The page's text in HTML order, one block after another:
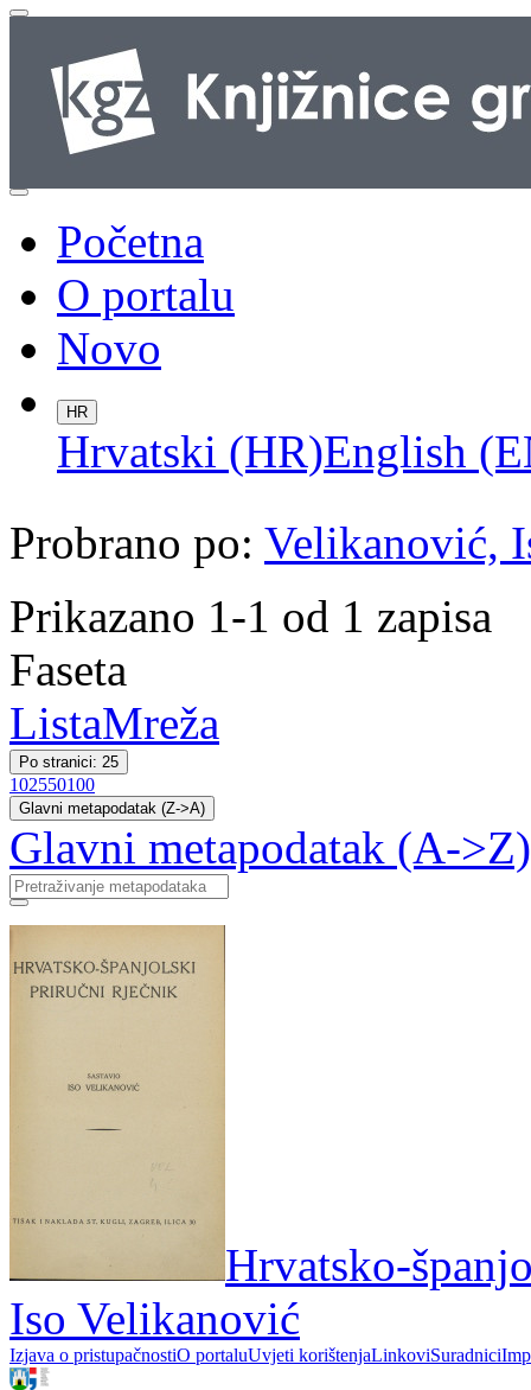
Početna
O portalu
Novo
HR
Hrvatski (HR)English
Probrano po: Velikanović,
Prikazano 1-1 od 1 zapisa
Faseta
ListaMreža
Po stranici: 25
102550100
Glavni metapodatak (Z->A)
Glavni metapodatak (A->Z)
Hrvatsko-
Iso Velikanović
Izjava o pristupačnostiO portaluUvjeti korištenjaLinkoviSuradnici